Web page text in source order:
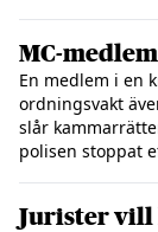
MC-
En medlem i en
ordningsvakt
slår
polisen stoppat
Jurister vill